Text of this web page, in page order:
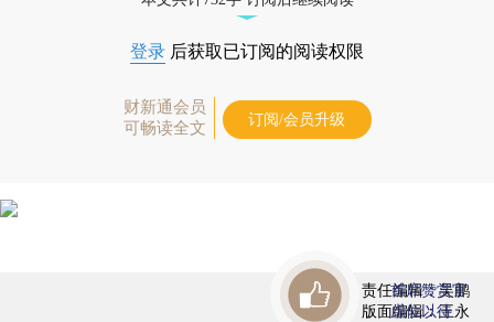
登录 后获取已订阅的阅读权限
财新通会员
可畅读全文
订阅/会员升级
责任编辑：吴鹏
版面编辑：王永
首席赞赏官
虚位以待